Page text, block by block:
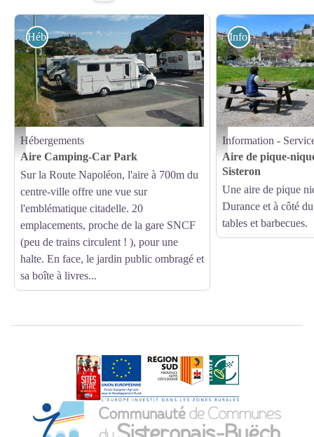
A 5 minutes à pied du centre-ville - Office de Tourisme Sisteron Les Alpes provençales
Hébergements
Hébergements
Aire Camping-Car Park
Sur la Route Napoléon, l'aire à 700m du
centre-ville offre une vue sur
l'emblématique citadelle. 20
emplacements, proche de la gare SNCF
(peu de trains circulent ! ), pour une
halte. En face, le jardin public ombragé et
sa boîte à livres...
Aire de pique-nique du
Information -
Information -
Aire de pique-
Sisteron
Une aire de pique
Durance et à côté
tables et barbecues.